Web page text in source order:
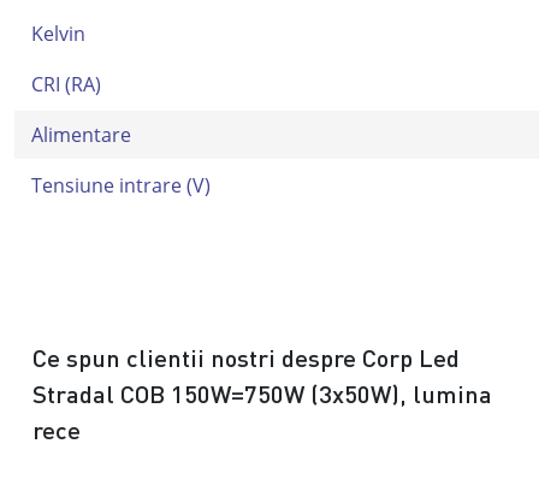
Kelvin
CRI (RA)
Alimentare
Tensiune intrare (V)
Ce spun clientii nostri despre Corp Led
Stradal COB 150W=750W (3x50W), lumina
rece